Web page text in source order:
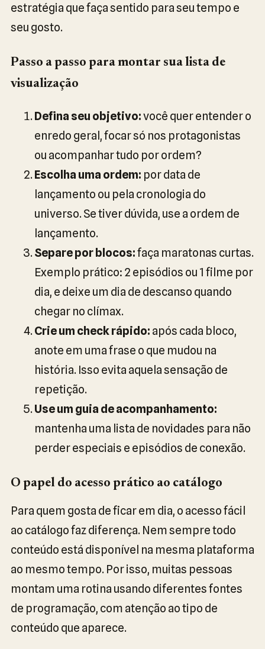
estratégia que faça sentido para seu tempo e
seu gosto.
Passo a passo para montar sua lista de
visualização
Defina seu objetivo:você quer entender o
enredo geral, focar só nos protagonistas
ou acompanhar tudo por ordem?
Escolha uma ordem: por data de
lançamento ou pela cronologia do
universo. Se tiver dúvida, use a ordem de
lançamento.
Separe por blocos:faça maratonas curtas.
Exemplo prático: 2 episódios ou 1 filme por
dia, e deixe um dia de descanso quando
chegar no clímax.
Crie um check rápido: após cada bloco,
anote em uma frase o que mudou na
história. Isso evita aquela sensação de
repetição.
Use um guia de acompanhamento:
mantenha uma lista de novidades para não
perder especiais e episódios de conexão.
O papel do acesso prático ao catálogo
Para quem gosta de ficar em dia, o acesso fácil
ao catálogo faz diferença. Nem sempre todo
conteúdo está disponível na mesma plataforma
ao mesmo tempo. Por isso, muitas pessoas
montam uma rotina usando diferentes fontes
de programação, com atenção ao tipo de
conteúdo que aparece.